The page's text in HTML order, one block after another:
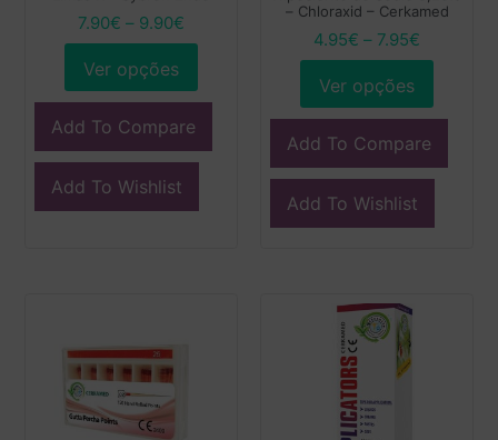
7.90€ – 9.90€
Ver opções
Add To Compare
Add To Wishlist
– Chloraxid – Cerkamed
4.95€ – 7.95€
Ver opções
Add To Compare
Add To Wishlist